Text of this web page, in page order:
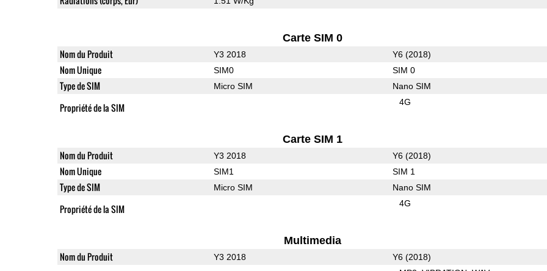
Carte SIM 0
Nom du Produit Y3 2018 Y6 (2018)
Nom Unique SIM0 SIM 0
Type de SIM Micro SIM Nano SIM
Propriété de la SIM 4G
Carte SIM 1
Nom du Produit Y3 2018 Y6 (2018)
Nom Unique SIM1 SIM 1
Type de SIM Micro SIM Nano SIM
Propriété de la SIM 4G
Multimedia
Nom du Produit Y3 2018
Y6 (2018)